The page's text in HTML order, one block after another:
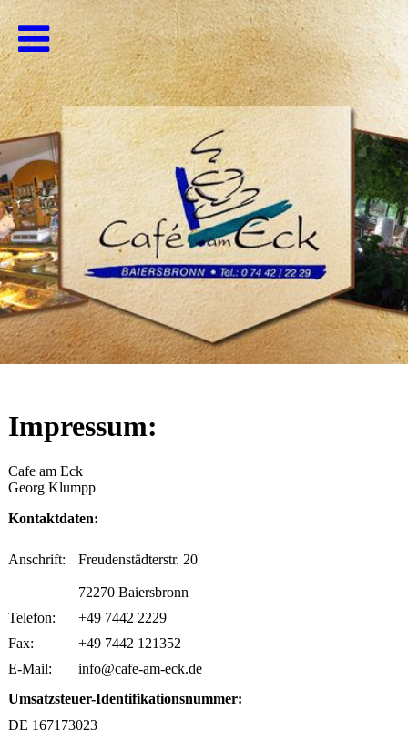
Impressum:
Cafe am Eck
Georg Klumpp
Kontaktdaten:
Anschrift: Freudenstädterstr. 20
72270 Baiersbronn
Telefon:
+49 7442 2229
Fax:
+49 7442 121352
E-Mail:
info@cafe-am-eck.de
Umsatzsteuer-Identifikationsnummer:
DE 167173023